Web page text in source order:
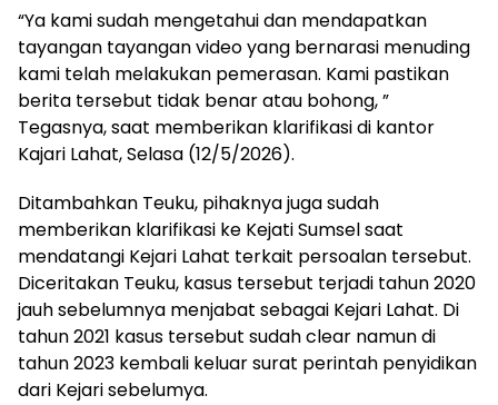
“Ya kami sudah mengetahui dan mendapatkan
tayangan tayangan video yang bernarasi menuding
kami telah melakukan pemerasan. Kami pastikan
berita tersebut tidak benar atau bohong, ”
Tegasnya, saat memberikan klarifikasi di kantor
Kajari Lahat, Selasa (12/5/2026).
Ditambahkan Teuku, pihaknya juga sudah
memberikan klarifikasi ke Kejati Sumsel saat
mendatangi Kejari Lahat terkait persoalan tersebut.
Diceritakan Teuku, kasus tersebut terjadi tahun 2020
jauh sebelumnya menjabat sebagai Kejari Lahat. Di
tahun 2021 kasus tersebut sudah clear namun di
tahun 2023 kembali keluar surat perintah penyidikan
dari Kejari sebelumya.